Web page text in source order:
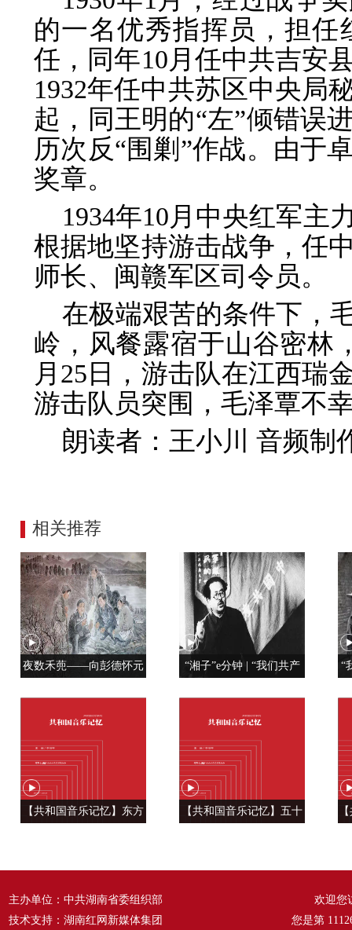
的一名优秀指挥员，担
任，同年10月任中共吉安
1932年任中共苏区中央局
起，同王明的“左”倾错误
历次反“围剿”作战。由于
奖章。
1934年10月中央红军主
根据地坚持游击战争，任
师长、闽赣军区司令员。
在极端艰苦的条件下，
岭，风餐露宿于山谷密林
月25日，游击队在江西瑞
游击队员突围，毛泽覃不
朗读者：王小川 音频制
相关推荐
夜数禾蔸——向彭德怀元
“湘子”e分钟 | “我们共产
“
【共和国音乐记忆】东方
【共和国音乐记忆】五十
主办单位：中共湖南省委组织部
技术支持：湖南红网新媒体集团
欢迎您
您是第